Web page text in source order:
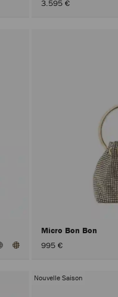
3.595 €
Micro Bon Bon
995 €
Nouvelle Saison